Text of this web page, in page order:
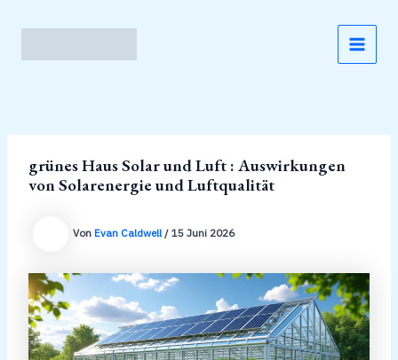
Inhalt
grünes Haus Solar und Luft : Auswirkungen
von Solarenergie und Luftqualität
Von Evan Caldwell / 15 Juni 2026